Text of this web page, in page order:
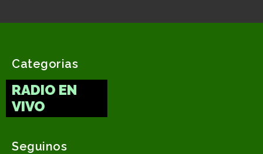
Categorias
RADIO EN
VIVO
Seguinos